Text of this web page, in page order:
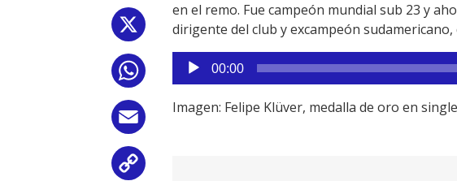
WhatsApp
en el remo. Fue campeón mundial sub 23 y
dirigente del club y excampeón
Reproductor
de
audio
00:00
Imagen: Felipe Klüver, medalla de oro en